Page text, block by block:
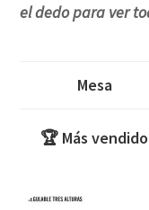
el dedo para ver
Mesa
🏆 Más vendido